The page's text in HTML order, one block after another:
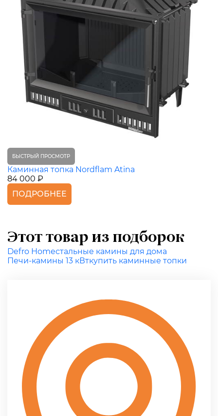
БЫСТРЫЙ ПРОСМОТР
Каминная топка Nordflam Atina
84 000 ₽
ПОДРОБНЕЕ
Этот товар из подборок
Defro Homeстальные камины для дома
Печи-камины 13 кВткупить каминные топки